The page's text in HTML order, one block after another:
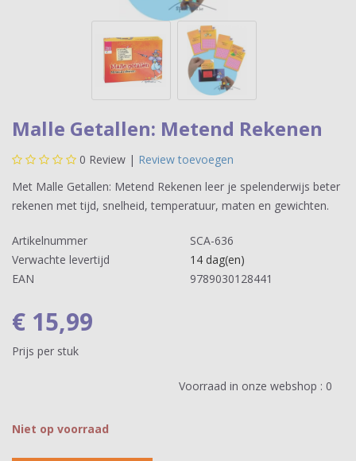
Malle Getallen: Metend Rekenen
0 Review | Review toevoegen
Met Malle Getallen: Metend Rekenen leer je spelenderwijs beter
rekenen met tijd, snelheid, temperatuur, maten en gewichten.
Artikelnummer
SCA-636
Verwachte levertijd
14 dag(en)
EAN
9789030128441
€ 15,99
Prijs per stuk
Voorraad in onze webshop : 0
Niet op voorraad